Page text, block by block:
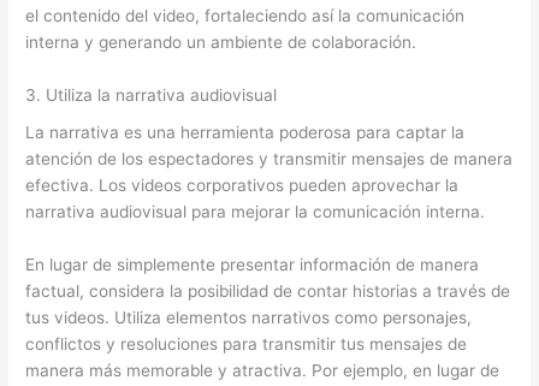
el contenido del video, fortaleciendo así la comunicación
interna y generando un ambiente de colaboración.
3. Utiliza la narrativa audiovisual
La narrativa es una herramienta poderosa para captar la
atención de los espectadores y transmitir mensajes de manera
efectiva. Los videos corporativos pueden aprovechar la
narrativa audiovisual para mejorar la comunicación interna.
En lugar de simplemente presentar información de manera
factual, considera la posibilidad de contar historias a través de
tus videos. Utiliza elementos narrativos como personajes,
conflictos y resoluciones para transmitir tus mensajes de
manera más memorable y atractiva. Por ejemplo, en lugar de